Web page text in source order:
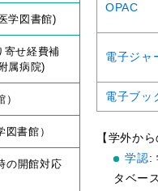
OPAC
電子ジャ
電子ブッ
【学外か
学認:
タベー
学図書館)
寄せ経費補
属病院)
書館）
の開館対応